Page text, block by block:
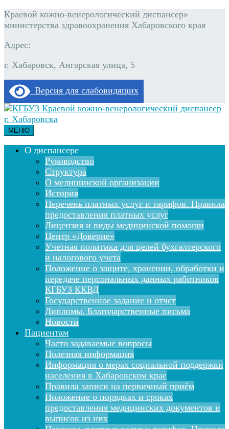
Краевой кожно-венерологический диспансер»
министерства здравоохранения Хабаровского края
Адрес:
г. Хабаровск, Ангарская улица, 5
Версия для слабовидящих
МЕНЮ
О диспансере
Руководство
Структура
О медицинской организации
История
Перечень платных услуг и тарифов. Правила
предоставления платных услуг
Лицензия и виды медицинской помощи
Центр «Доверие»
Учетная политика для целей бухгалтерского
и налогового учета
Положение о защите, хранении, обработки и
передаче персональных данных работников
КГБУЗ ККВД
Государственное задание и отчет
Дипломы. Благодарственные письма
Новости
Пациентам
Часто задаваемые вопросы
Полезная информация
Информация о мерах социальной поддержки
населения в Хабаровском крае
Правила записи на первичный приём
Положение о порядках и сроках
предоставления медицинских документов и
выписок из них